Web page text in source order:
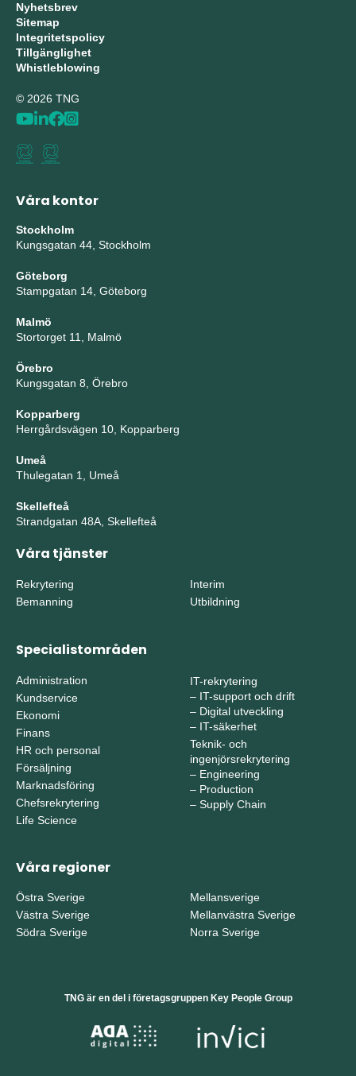
Nyhetsbrev
Sitemap
Integritetspolicy
Tillgänglighet
Whistleblowing
© 2026 TNG
Våra kontor
Stockholm
Kungsgatan 44, Stockholm
Göteborg
Stampgatan 14, Göteborg
Malmö
Stortorget 11, Malmö
Örebro
Kungsgatan 8, Örebro
Kopparberg
Herrgårdsvägen 10, Kopparberg
Umeå
Thulegatan 1, Umeå
Skellefteå
Strandgatan 48A, Skellefteå
Våra tjänster
Rekrytering
Bemanning
Interim
Utbildning
Specialistområden
Administration
Kundservice
Ekonomi
Finans
HR och personal
Försäljning
Marknadsföring
Chefsrekrytering
Life Science
IT-rekrytering
– IT-support och drift
– Digital utveckling
– IT-säkerhet
Teknik- och
ingenjörsrekrytering
– Engineering
– Production
– Supply Chain
Våra regioner
Östra Sverige
Västra Sverige
Södra Sverige
Mellansverige
Mellanvästra Sverige
Norra Sverige
TNG är en del i företagsgruppen Key People Group